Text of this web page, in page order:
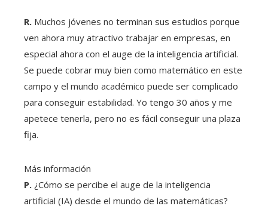
R. Muchos jóvenes no terminan sus estudios porque
ven ahora muy atractivo trabajar en empresas, en
especial ahora con el auge de la inteligencia artificial.
Se puede cobrar muy bien como matemático en este
campo y el mundo académico puede ser complicado
para conseguir estabilidad. Yo tengo 30 años y me
apetece tenerla, pero no es fácil conseguir una plaza
fija.
Más información
P. ¿Cómo se percibe el auge de la inteligencia
artificial (IA) desde el mundo de las matemáticas?